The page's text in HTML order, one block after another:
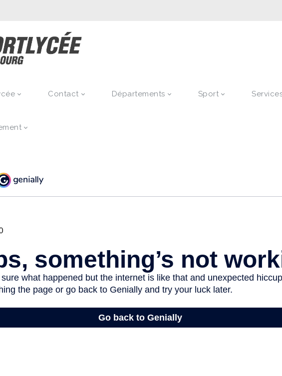
Contact Départements Sport